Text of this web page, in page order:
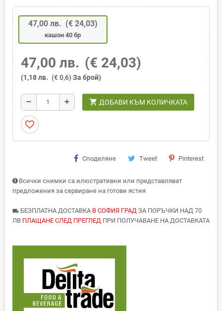
47,00 лв. (€ 24,03)
кашон 40 бр
47,00 лв. (€ 24,03)
(1,18 лв. (€ 0,6) За брой)
remove add shopping_cart ДОБАВИ КЪМ КОЛИЧКАТА
favorite_border
Споделяне Tweet Pinterest
Всички снимки са илюстративни или представляват
предложения за сервиране на готови ястия
local_shipping БЕЗПЛАТНА ДОСТАВКА В СОФИЯ ГРАД ЗА ПОРЪЧКИ НАД 70
ЛВ ПЛАЩАНЕ СЛЕД ПРЕГЛЕД ПРИ ПОЛУЧАВАНЕ НА ДОСТАВКАТА